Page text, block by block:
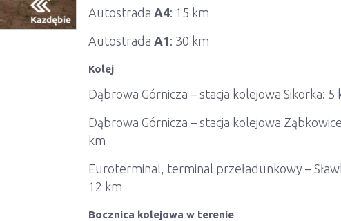
Autostrada A4: 15 km
Autostrada A1: 30 km
Kolej
Dąbrowa Górnicza – stacja kolejowa Sikorka: 5
Dąbrowa Górnicza – stacja kolejowa
km
Euroterminal, terminal przeładunkowy –
12 km
Bocznica kolejowa w terenie